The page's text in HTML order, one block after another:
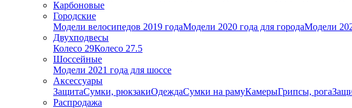
Карбоновые
Городские
Модели велосипедов 2019 годаМодели 2020 года для городаМодели
Двухподвесы
Колесо 29Колесо 27.5
Шоссейные
Модели 2021 года для шоссе
Аксессуары
ЗащитаСумки, рюкзакиОдеждаСумки на рамуКамерыГрипсы, рога
Распродажа